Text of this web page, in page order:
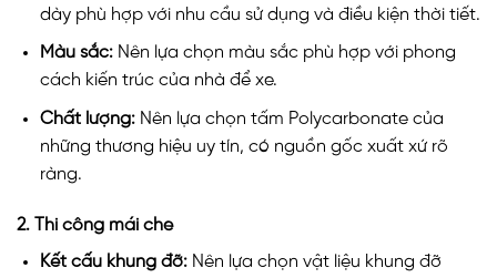
dày phù hợp với nhu cầu sử dụng và điều kiện thời tiết.
Màu sắc:Nên lựa chọn màu sắc phù hợp với phong
cách kiến trúc của nhà để xe.
Chất lượng:Nên lựa chọn tấm Polycarbonate của
những thương hiệu uy tín, có nguồn gốc xuất xứ rõ
ràng.
2. Thi công mái che
Kết cấu khung đỡ:Nên lựa chọn vật liệu khung đỡ